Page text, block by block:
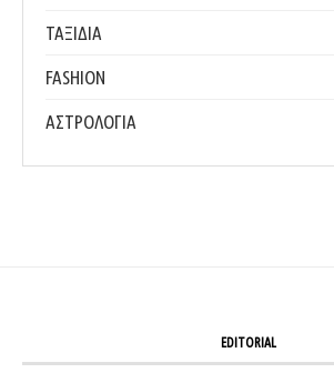
ΤΑΞΙΔΙΑ
FASHION
ΑΣΤΡΟΛΟΓΙΑ
EDITORIAL